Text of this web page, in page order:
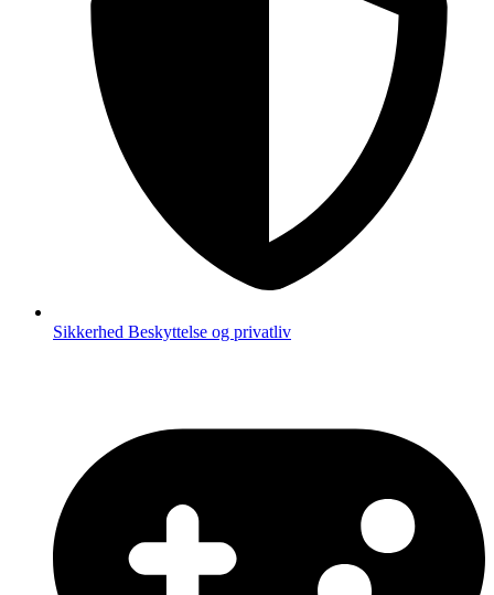
Sikkerhed Beskyttelse og privatliv